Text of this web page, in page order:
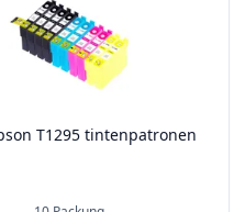
T1295 tintenpatronen